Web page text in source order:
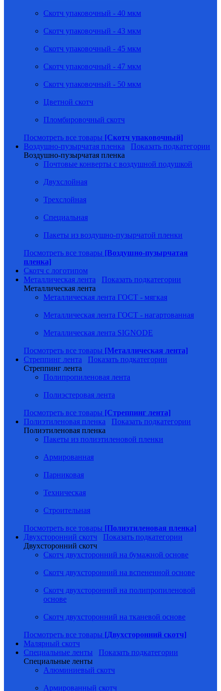
Скотч упаковочный - 40 мкм
Скотч упаковочный - 43 мкм
Скотч упаковочный - 45 мкм
Скотч упаковочный - 47 мкм
Скотч упаковочный - 50 мкм
Цветной скотч
Пломбировочный скотч
Посмотреть все товары [Скотч упаковочный]
Воздушно-пузырчатая пленка
Показать подкатегории
Воздушно-пузырчатая пленка
Почтовые конверты с воздушной подушкой
Двухслойная
Трехслойная
Специальная
Пакеты из воздушно-пузырчатой пленки
Посмотреть все товары [Воздушно-пузырчатая
пленка]
Скотч с логотипом
Металлическая лента
Показать подкатегории
Металлическая лента
Металлическая лента ГОСТ - мягкая
Металлическая лента ГОСТ - нагартованная
Металлическая лента SIGNODE
Посмотреть все товары [Металлическая лента]
Стреппинг лента
Показать подкатегории
Стреппинг лента
Полипропиленовая лента
Полиэстеровая лента
Посмотреть все товары [Стреппинг лента]
Полиэтиленовая пленка
Показать подкатегории
Полиэтиленовая пленка
Пакеты из полиэтиленовой пленки
Армированная
Парниковая
Техническая
Строительная
Посмотреть все товары [Полиэтиленовая пленка]
Двухсторонний скотч
Показать подкатегории
Двухсторонний скотч
Скотч двухсторонний на бумажной основе
Скотч двухсторонний на вспененной основе
Скотч двухсторонний на полипропиленовой
основе
Скотч двухсторонний на тканевой основе
Посмотреть все товары [Двухсторонний скотч]
Малярный скотч
Специальные ленты
Показать подкатегории
Специальные ленты
Алюминиевый скотч
Армированный скотч